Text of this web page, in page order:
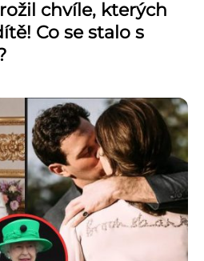
chvíle, kterých
Co se stalo s